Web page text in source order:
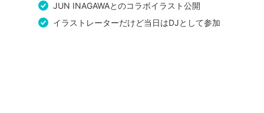
JUN INAGAWAとのコラボイラスト公開
イラストレーターだけど当日はDJとして参加